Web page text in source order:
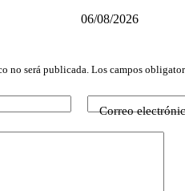
06/08/2026
no será publicada. Los campos
Correo